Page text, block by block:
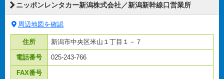
ニッポンレンタカー新潟株式会社／新潟新幹線口営業所
周辺地図を確認
住所 新潟市中央区米山１丁目１－７
電話番号 025-243-766
FAX番号